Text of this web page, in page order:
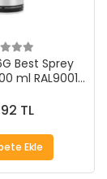
Best Sprey
ml RAL9001
TL
Ekle